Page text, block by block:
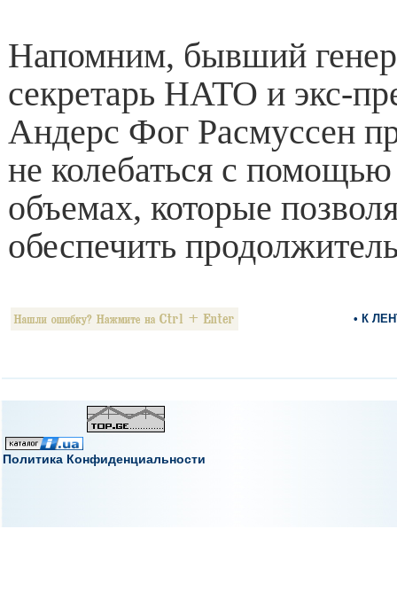
Напомним, бывший
секретарь НАТО и экс-
Андерс Фог Расмуссен
не колебаться с
объемах, которые
обеспечить
• К
Политика Конфиденциальности